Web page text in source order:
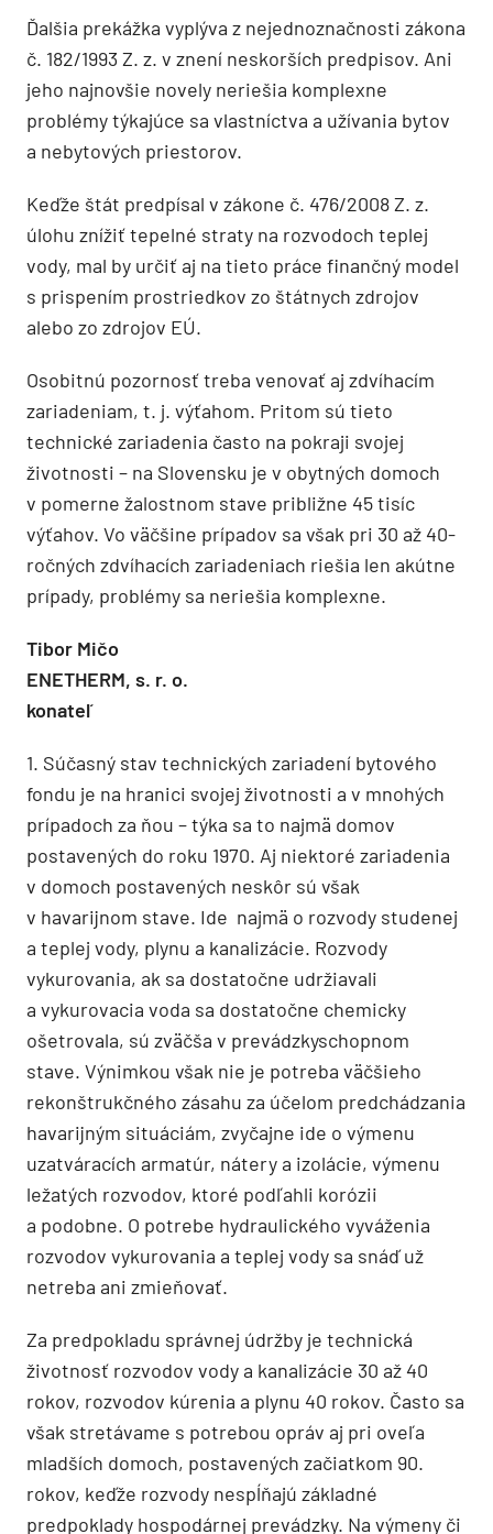
Ďalšia prekážka vyplýva z nejednoznačnosti zákona
č. 182/1993 Z. z. v znení neskorších predpisov. Ani
jeho najnovšie novely neriešia komplexne
problémy týkajúce sa vlastníctva a užívania bytov
a nebytových priestorov.
Keďže štát predpísal v zákone č. 476/2008 Z. z.
úlohu znížiť tepelné straty na rozvodoch teplej
vody, mal by určiť aj na tieto práce finančný model
s prispením prostriedkov zo štátnych zdrojov
alebo zo zdrojov EÚ.
Osobitnú pozornosť treba venovať aj zdvíhacím
zariadeniam, t. j. výťahom. Pritom sú tieto
technické zariadenia často na pokraji svojej
životnosti – na Slovensku je v obytných domoch
v pomerne žalostnom stave približne 45 tisíc
výťahov. Vo väčšine prípadov sa však pri 30 až 40-
ročných zdvíhacích zariadeniach riešia len akútne
prípady, problémy sa neriešia komplexne.
Tibor Mičo
ENETHERM, s. r. o.
konateľ
1. Súčasný stav technických zariadení bytového
fondu je na hranici svojej životnosti a v mnohých
prípadoch za ňou – týka sa to najmä domov
postavených do roku 1970. Aj niektoré zariadenia
v domoch postavených neskôr sú však
v havarijnom stave. Ide najmä o rozvody studenej
a teplej vody, plynu a kanalizácie. Rozvody
vykurovania, ak sa dostatočne udržiavali
a vykurovacia voda sa dostatočne chemicky
ošetrovala, sú zväčša v prevádzkyschopnom
stave. Výnimkou však nie je potreba väčšieho
rekonštrukčného zásahu za účelom predchádzania
havarijným situáciám, zvyčajne ide o výmenu
uzatváracích armatúr, nátery a izolácie, výmenu
ležatých rozvodov, ktoré podľahli korózii
a podobne. O potrebe hydraulického vyváženia
rozvodov vykurovania a teplej vody sa snáď už
netreba ani zmieňovať.
Za predpokladu správnej údržby je technická
životnosť rozvodov vody a kanalizácie 30 až 40
rokov, rozvodov kúrenia a plynu 40 rokov. Často sa
však stretávame s potrebou opráv aj pri oveľa
mladších domoch, postavených začiatkom 90.
rokov, keďže rozvody nespĺňajú základné
predpoklady hospodárnej prevádzky. Na výmeny či